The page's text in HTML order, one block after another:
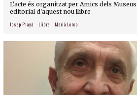
L'acte és organitzat per Amics dels
editorial d'aquest nou llibre
Josep Playà Llibre Marià Lorca